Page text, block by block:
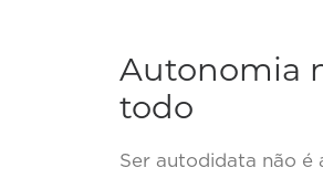
Autonomia
todo
Ser autodidata não